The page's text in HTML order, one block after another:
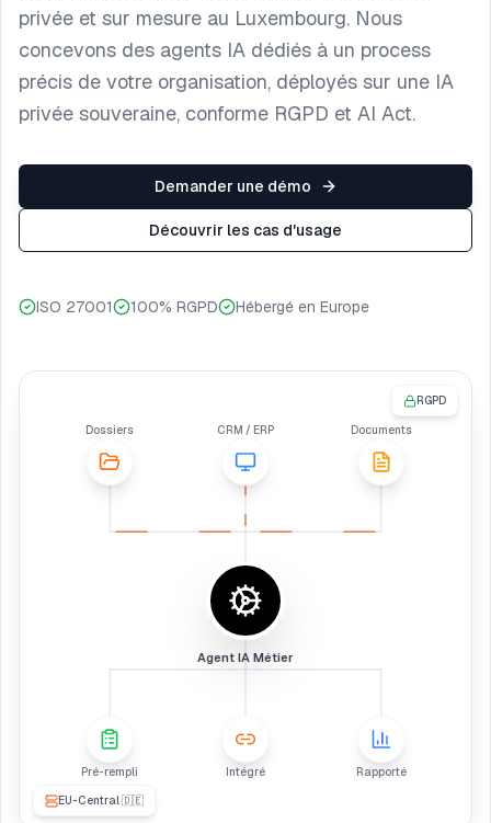
privée et sur mesure au Luxembourg. Nous
concevons des agents IA dédiés à un process
précis de votre organisation, déployés sur une IA
privée souveraine, conforme RGPD et AI Act.
Demander une démo
Découvrir les cas d'usage
ISO 27001 100% RGPD Hébergé en Europe
Dossiers CRM / ERP Documents
Agent IA Métier
Pré-rempli Intégré Rapporté
RGPD
EU-Central 🇩🇪